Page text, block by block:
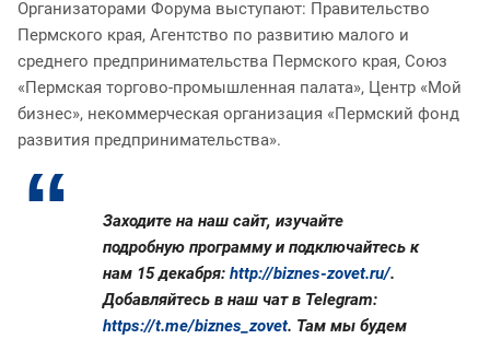
Организаторами Форума выступают: Правительство
Пермского края, Агентство по развитию малого и
среднего предпринимательства Пермского края, Союз
«Пермская торгово-промышленная палата», Центр «Мой
бизнес», некоммерческая организация «Пермский фонд
развития предпринимательства».
Заходите на наш сайт, изучайте
подробную программу и подключайтесь к
нам 15 декабря: http://biznes-zovet.ru/.
Добавляйтесь в наш чат в Telegram:
https://t.me/biznes_zovet. Там мы будем